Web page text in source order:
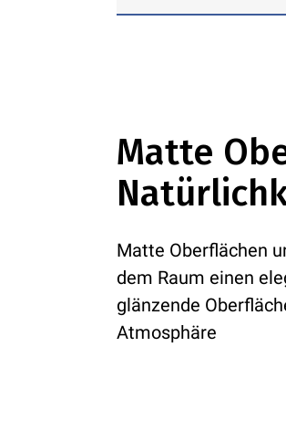
und Himmel.
oder sogar
Matte
Matte Oberflächen
dem Raum einen
glänzende
Atmosphäre